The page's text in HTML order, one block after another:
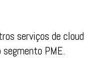
serviços de cloud
PME.